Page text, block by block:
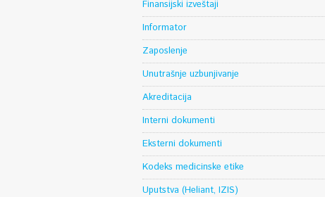
Finansijski izveštaji
Informator
Zaposlenje
Unutrašnje uzbunjivanje
Akreditacija
Interni dokumenti
Eksterni dokumenti
Kodeks medicinske etike
Uputstva (Heliant, IZIS)